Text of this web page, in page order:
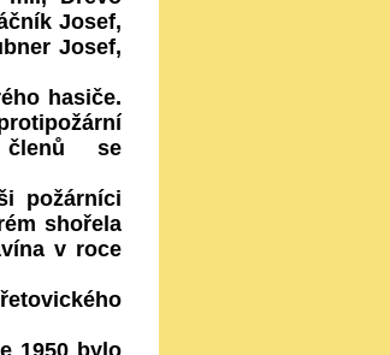
Josef,
Josef,
hasiče.
členů se
požárníci
shořela
v roce
1950 bylo